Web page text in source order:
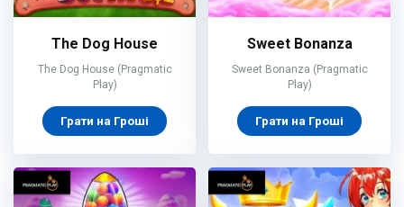
The Dog House
The Dog House (Pragmatic
Play)
Грати на Гроші
Sweet Bonanza
Sweet Bonanza (Pragmatic
Play)
Грати на Гроші